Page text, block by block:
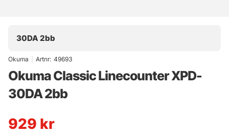
30DA 2bb
Okuma Artnr: 49693
Okuma Classic Linecounter XPD-
30DA 2bb
929 kr